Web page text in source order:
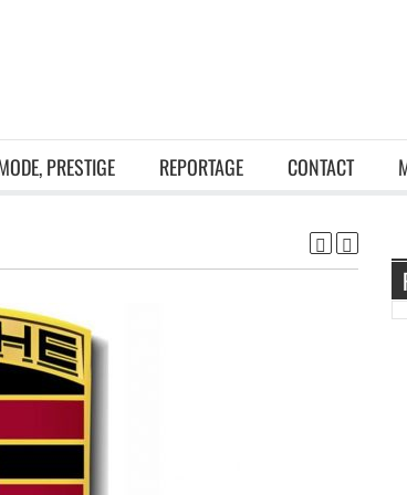
PRESTIGE REPORTAGE CONTACT